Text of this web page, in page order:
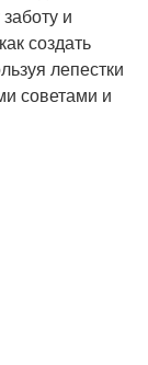
и
создать
лепестки
советами и